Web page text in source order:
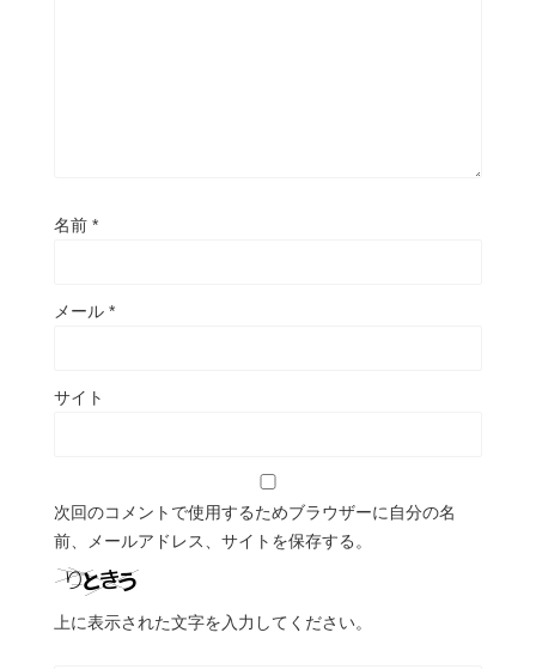
名前 *
メール *
サイト
次回のコメントで使用するためブラウザーに自分の名
前、メールアドレス、サイトを保存する。
上に表示された文字を入力してください。